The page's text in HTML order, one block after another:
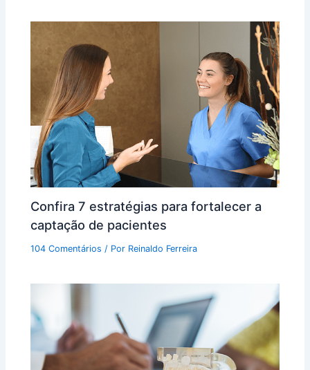
Confira 7 estratégias para fortalecer a
captação de pacientes
104 Comentários / Por Reinaldo Ferreira